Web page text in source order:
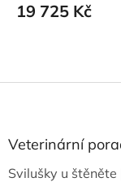
19 725 Kč
aVeterinární
Svilušky u štěněte